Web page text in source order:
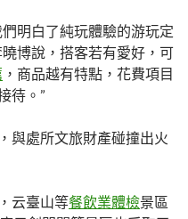
明白了純玩體驗的游玩定
博說，搭客若有愛好，可
，商品越有特點，花費項目
待。”
與處所文旅財產碰撞出火
云臺山等餐飲業體檢景區